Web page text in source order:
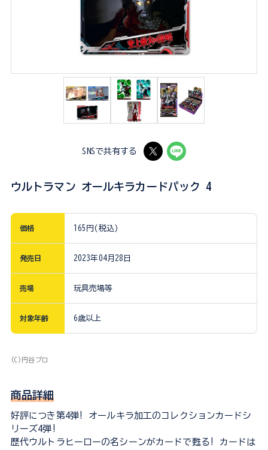
SNSで共有する
ウルトラマン オールキラカードパック 4
価格 165円(税込)
発売日 2023年04月28日
売場 玩具売場等
対象年齢 6歳以上
(C)円谷プロ
商品詳細
好評につき第4弾! オールキラ加工のコレクションカードシ
リーズ4弾!
歴代ウルトラヒーローの名シーンがカードで甦る! カードは